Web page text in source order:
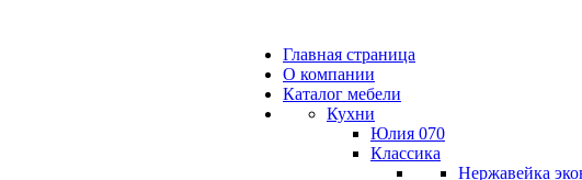
Главная страница
О компании
Каталог мебели
Кухни
Юлия 070
Классика
Нержавейка